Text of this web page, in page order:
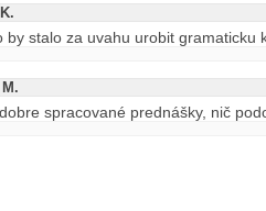
by stalo za uvahu urobit gramaticku
spracované prednášky, nič